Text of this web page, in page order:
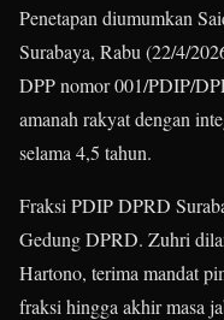
Penetapan diumumkan
Surabaya, Rabu (22/4/
DPP nomor 001/PDIP/
amanah rakyat dengan
selama 4,5 tahun.
Fraksi PDIP DPRD
Gedung DPRD. Zuhri
Hartono, terima mandat
fraksi hingga akhir masa